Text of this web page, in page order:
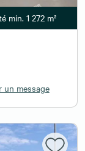
min. 1 272 m²
un message